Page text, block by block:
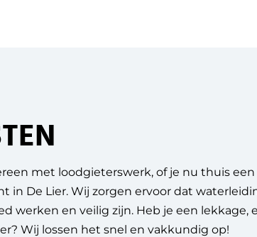
met loodgieterswerk, of je nu thuis
in De Lier. Wij zorgen ervoor dat
werken en veilig zijn. Heb je een lekkage,
Wij lossen het snel en vakkundig op!